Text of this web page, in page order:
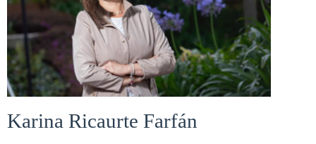
Karina Ricaurte Farfán